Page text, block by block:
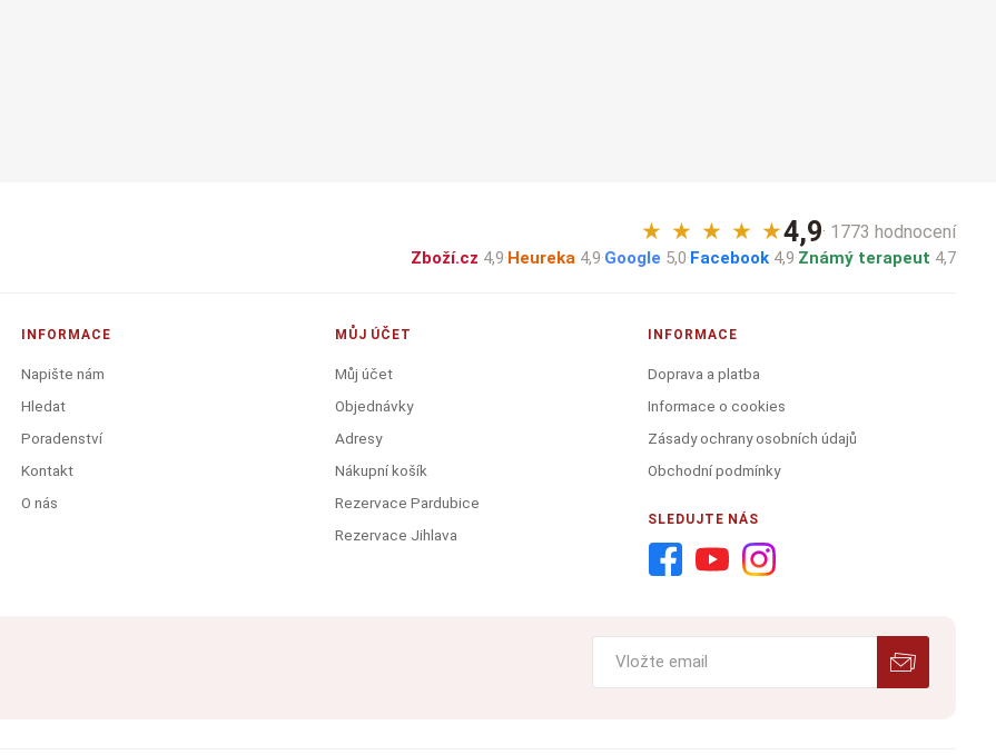
★ ★ ★ ★ ★4,9· 1773 hodnocení
Zboží.cz 4,9·Heureka 4,9·Google 5,0·Facebook 4,9·Známý terapeut 4,7
INFORMACE
Napište nám
Hledat
Poradenství
Kontakt
O nás
MŮJ ÚČET
Můj účet
Objednávky
Adresy
Nákupní košík
Rezervace Pardubice
Rezervace Jihlava
INFORMACE
Doprava a platba
Informace o cookies
Zásady ochrany osobních údajů
Obchodní podmínky
SLEDUJTE NÁS